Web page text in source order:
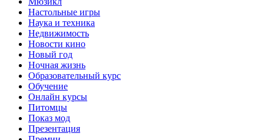
Настольные игры
Наука и техника
Недвижимость
Новости кино
Новый год
Ночная жизнь
Образовательный курс
Обучение
Онлайн курсы
Питомцы
Показ мод
Презентация